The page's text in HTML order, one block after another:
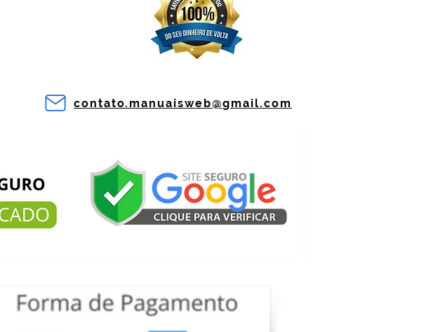
contato.manuaisweb@gmail.com